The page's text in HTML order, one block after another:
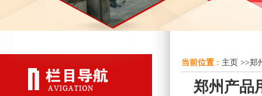
当前位置 : 主页 >>郑
郑州产品